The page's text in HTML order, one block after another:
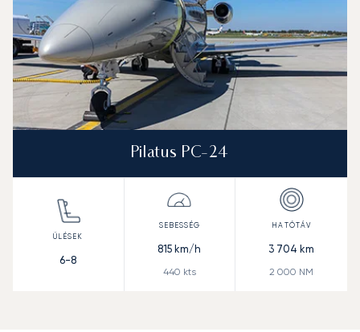
Pilatus PC-24
6-8
815 km/h
440 kts
3 704 km
2 000 NM